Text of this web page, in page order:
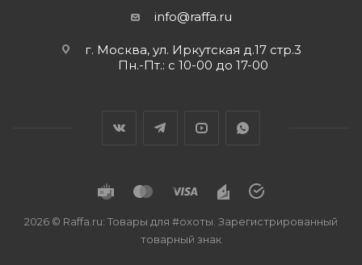
info@raffa.ru
г. Москва, ул. Иркутская д.17 стр.3
Пн.-Пт.: с 10-00 до 17-00
2026 © Raffa.ru: Товары для #охоты. Зарегистрированный
товарный знак